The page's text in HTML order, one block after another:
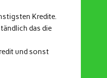
Kredite.
das die
und sonst